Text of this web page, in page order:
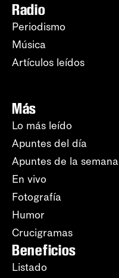
Radio
Periodismo
Música
Artículos leídos
Más
Lo más leído
Apuntes del día
Apuntes de la semana
En vivo
Fotografía
Humor
Crucigramas
Beneficios
Listado